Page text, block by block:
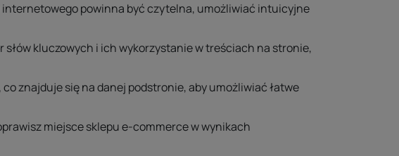
powinna być czytelna, umożliwiać intuicyjne
kluczowych i ich wykorzystanie w treściach na stronie,
znajduje się na danej podstronie, aby umożliwiać łatwe
miejsce sklepu e-commerce w wynikach